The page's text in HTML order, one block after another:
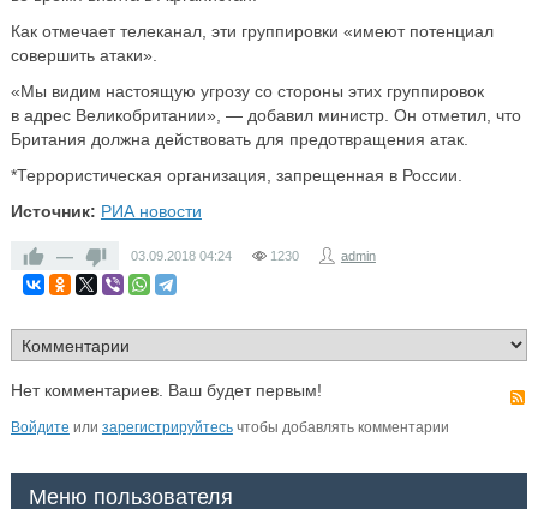
Как отмечает телеканал, эти группировки «имеют потенциал
совершить атаки».
«Мы видим настоящую угрозу со стороны этих группировок
в адрес Великобритании», — добавил министр. Он отметил, что
Британия должна действовать для предотвращения атак.
*Террористическая организация, запрещенная в России.
Источник: РИА новости
— 03.09.2018 04:24 1230 admin
Нет комментариев. Ваш будет первым!
Войдите или зарегистрируйтесьчтобы добавлять комментарии
Меню пользователя